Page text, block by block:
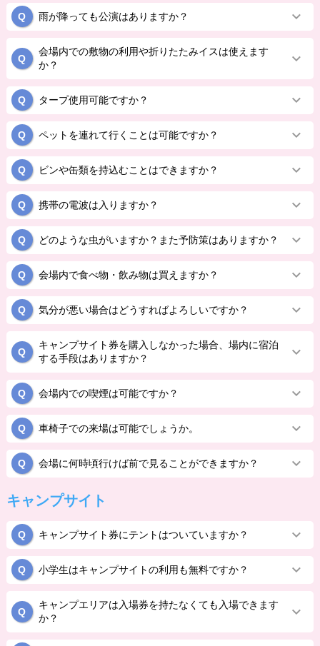
雨が降っても公演はありますか？
会場内での敷物の利用や折りたたみイスは使えます
か？
タープ使用可能ですか？
ペットを連れて行くことは可能ですか？
ビンや缶類を持込むことはできますか？
携帯の電波は入りますか？
どのような虫がいますか？また予防策はありますか？
会場内で食べ物・飲み物は買えますか？
気分が悪い場合はどうすればよろしいですか？
キャンプサイト券を購入しなかった場合、場内に宿泊
する手段はありますか？
会場内での喫煙は可能ですか？
車椅子での来場は可能でしょうか。
会場に何時頃行けば前で見ることができますか？
キャンプサイト
キャンプサイト券にテントはついていますか？
小学生はキャンプサイトの利用も無料ですか？
キャンプエリアは入場券を持たなくても入場できます
か？